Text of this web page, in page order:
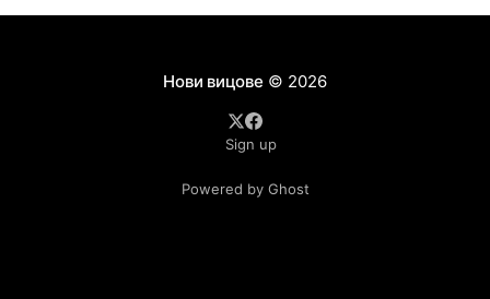
дявола – дур базик шаркан бабана сакатлък Двама
Нови вицове © 2026
Sign up
Powered by Ghost